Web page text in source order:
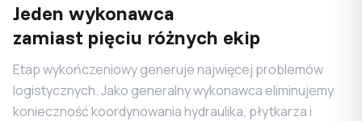
Jeden wykonawca
zamiast pięciu różnych ekip
Etap wykończeniowy generuje najwięcej problemów
logistycznych. Jako generalny wykonawca eliminujemy
konieczność koordynowania hydraulika, płytkarza i